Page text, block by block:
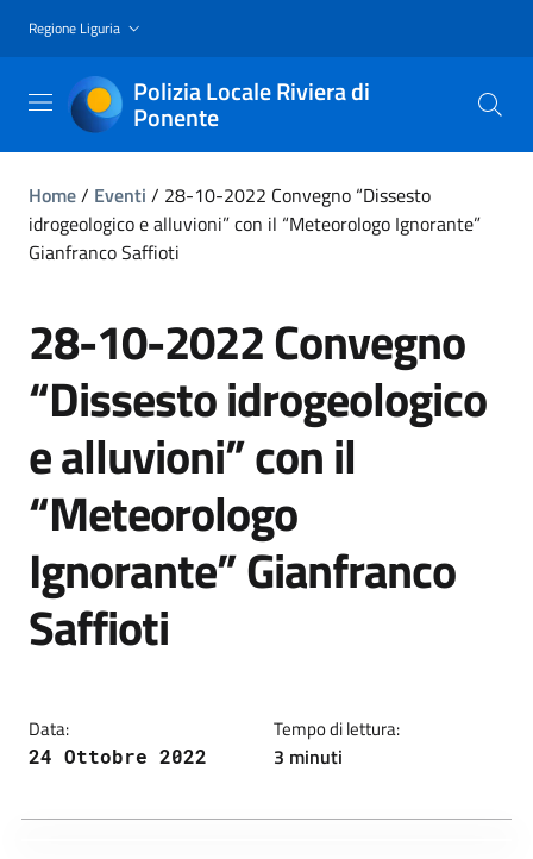
Regione Liguria
Polizia Locale Riviera di
Ponente
Home/ Eventi / 28-10-2022 Convegno “Dissesto
idrogeologico e alluvioni” con il “Meteorologo Ignorante”
Gianfranco Saffioti
28-10-2022 Convegno
“Dissesto idrogeologico
e alluvioni” con il
“Meteorologo
Ignorante” Gianfranco
Saffioti
Data:
24 Ottobre 2022
Tempo di lettura:
3 minuti